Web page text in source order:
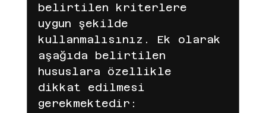
belirtilen kriterlere
uygun şekilde
kullanmalısınız. Ek olarak
aşağıda belirtilen
hususlara özellikle
dikkat edilmesi
gerekmektedir: